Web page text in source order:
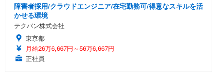
障害者採用/クラウドエンジニア/在宅勤務可/得意なスキルを活
かせる環境
テクバン株式会社
東京都
月給26万6,667円～56万6,667円
正社員